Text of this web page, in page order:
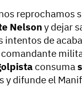
reprochamos
Nelsony dejar
de
consuma
y difunde el